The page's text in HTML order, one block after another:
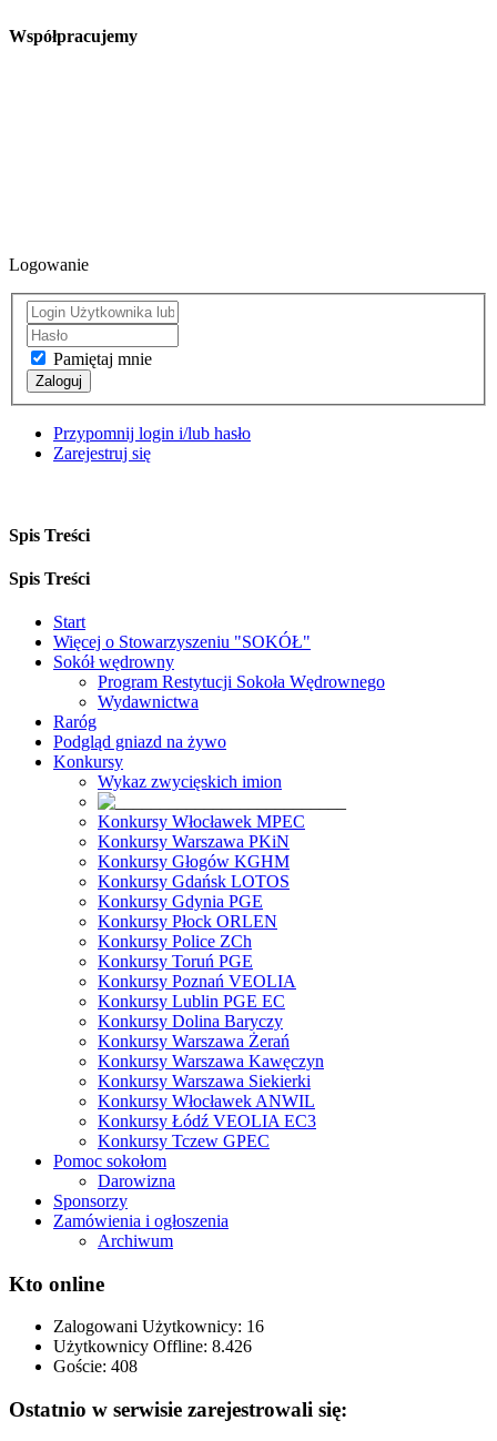
Współpracujemy
Logowanie
Pamiętaj mnie
Zaloguj
Przypomnij login i/lub hasło
Zarejestruj się
Spis Treści
Spis Treści
Start
Więcej o Stowarzyszeniu "SOKÓŁ"
Sokół wędrowny
Program Restytucji Sokoła Wędrownego
Wydawnictwa
Raróg
Podgląd gniazd na żywo
Konkursy
Wykaz zwycięskich imion
Konkursy Włocławek MPEC
Konkursy Warszawa PKiN
Konkursy Głogów KGHM
Konkursy Gdańsk LOTOS
Konkursy Gdynia PGE
Konkursy Płock ORLEN
Konkursy Police ZCh
Konkursy Toruń PGE
Konkursy Poznań VEOLIA
Konkursy Lublin PGE EC
Konkursy Dolina Baryczy
Konkursy Warszawa Żerań
Konkursy Warszawa Kawęczyn
Konkursy Warszawa Siekierki
Konkursy Włocławek ANWIL
Konkursy Łódź VEOLIA EC3
Konkursy Tczew GPEC
Pomoc sokołom
Darowizna
Sponsorzy
Zamówienia i ogłoszenia
Archiwum
Kto online
Zalogowani Użytkownicy: 16
Użytkownicy Offline: 8.426
Goście: 408
Ostatnio w serwisie zarejestrowali się: